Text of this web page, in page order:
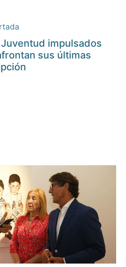
impulsados
sus últimas